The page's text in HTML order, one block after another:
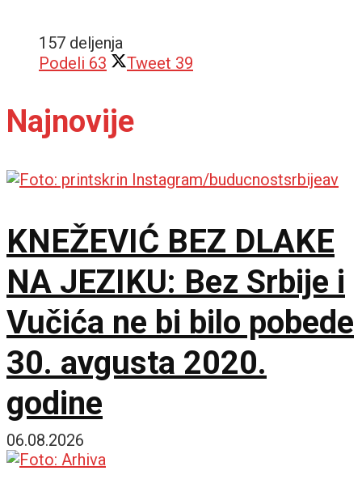
157 deljenja
Podeli 63 Tweet 39
Najnovije
KNEŽEVIĆ BEZ DLAKE
NA JEZIKU: Bez Srbije i
Vučića ne bi bilo pobede
30. avgusta 2020.
godine
06.08.2026